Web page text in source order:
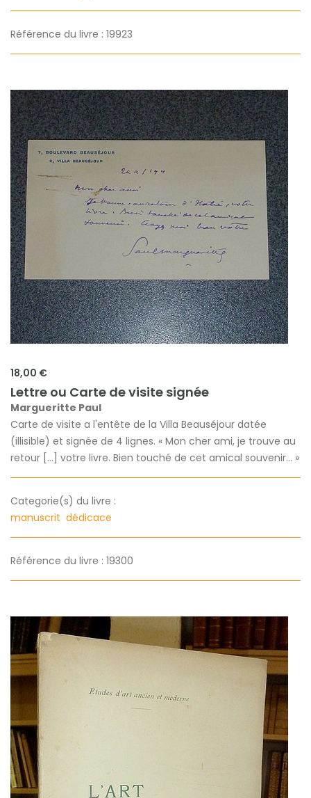
Référence du livre : 19923
18,00 €
Lettre ou Carte de visite signée
Margueritte Paul
Carte de visite a l'entête de la Villa Beauséjour datée
(illisible) et signée de 4 lignes. « Mon cher ami, je trouve au
retour [...] votre livre. Bien touché de cet amical souvenir... »
Categorie(s) du livre :
manuscrit dédicace
Référence du livre : 19300